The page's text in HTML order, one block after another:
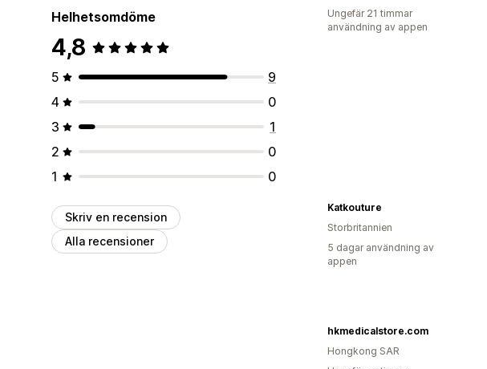
Helhetsomdöme
4,8
5
9
4
0
3
1
2
0
1
0
Skriv en recension
Alla recensioner
Ungefär 21 timmar
användning av appen
Katkouture
Storbritannien
5 dagar användning av
appen
hkmedicalstore.com
Hongkong SAR